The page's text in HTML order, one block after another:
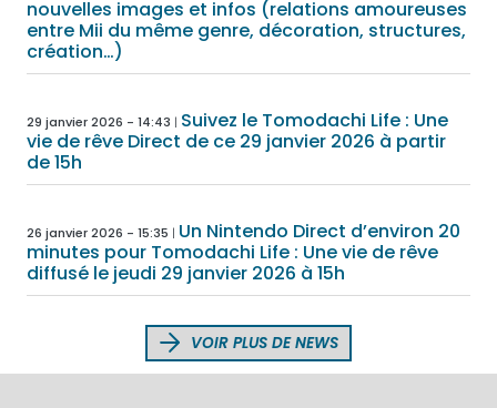
nouvelles images et infos (relations amoureuses
entre Mii du même genre, décoration, structures,
création…)
29 janvier 2026 - 14:43
Suivez le Tomodachi Life : Une
vie de rêve Direct de ce 29 janvier 2026 à partir
de 15h
26 janvier 2026 - 15:35
Un Nintendo Direct d’environ 20
minutes pour Tomodachi Life : Une vie de rêve
diffusé le jeudi 29 janvier 2026 à 15h
VOIR PLUS DE NEWS